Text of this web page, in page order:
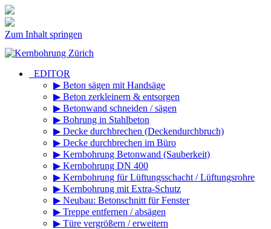
Zum Inhalt springen
_EDITOR
▶ Beton sägen mit Handsäge
▶ Beton zerkleinern & entsorgen
▶ Betonwand schneiden / sägen
▶ Bohrung in Stahlbeton
▶ Decke durchbrechen (Deckendurchbruch)
▶ Decke durchbrechen im Büro
▶ Kernbohrung Betonwand (Sauberkeit)
▶ Kernbohrung DN 400
▶ Kernbohrung für Lüftungsschacht / Lüftungsrohre
▶ Kernbohrung mit Extra-Schutz
▶ Neubau: Betonschnitt für Fenster
▶ Treppe entfernen / absägen
▶ Türe vergrößern / erweitern